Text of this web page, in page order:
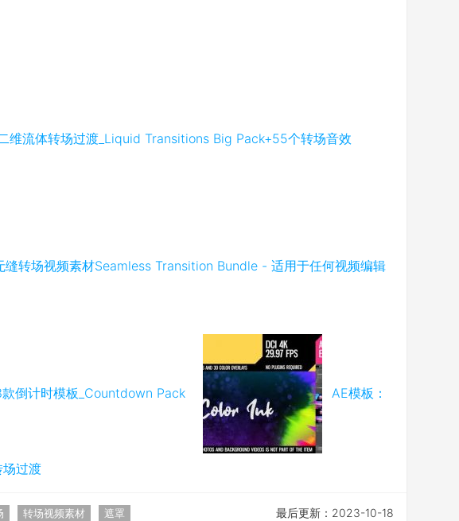
维流体转场过渡_Liquid Transitions Big Pack+55个转场音效
缝转场视频素材Seamless Transition Bundle - 适用于任何视频编辑
倒计时模板_Countdown Pack AE模板：
过渡
转场视频素材 遮罩 最后更新：2023-10-18